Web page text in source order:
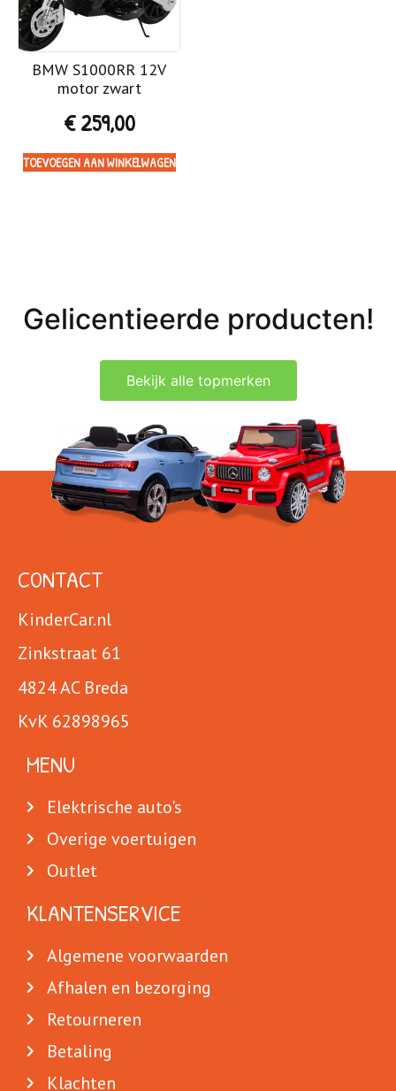
BMW S1000RR 12V
motor zwart
€259,00
TOEVOEGEN AAN WINKELWAGEN
Gelicentieerde producten!
Bekijk alle topmerken
CONTACT
KinderCar.nl
Zinkstraat 61
4824 AC Breda
KvK 62898965
MENU
Elektrische auto's
Overige voertuigen
Outlet
KLANTENSERVICE
Algemene voorwaarden
Afhalen en bezorging
Retourneren
Betaling
Klachten